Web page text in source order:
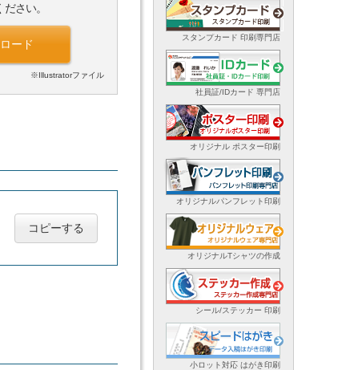
さい。
ード
※Illustratorファイル
コピーする
スタンプカード 印刷専門店
社員証/IDカード 専門店
オリジナル ポスター印刷
オリジナルパンフレット印刷
オリジナルTシャツの作成
シール/ステッカー 印刷
小ロット対応 はがき印刷